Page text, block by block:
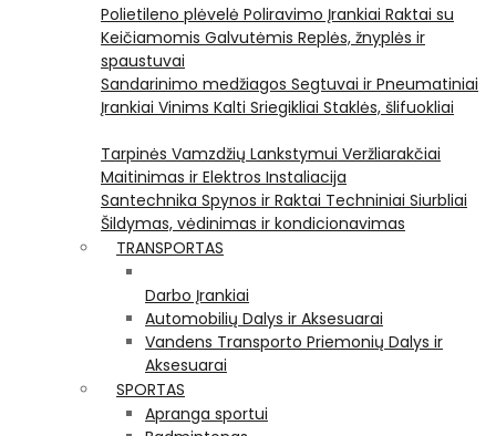
Polietileno plėvelė Poliravimo Įrankiai Raktai su
Keičiamomis Galvutėmis Replės, žnyplės ir
spaustuvai
Sandarinimo medžiagos Segtuvai ir Pneumatiniai
Įrankiai Vinims Kalti Sriegikliai Staklės, šlifuokliai
Tarpinės Vamzdžių Lankstymui Veržliarakčiai
Maitinimas ir Elektros Instaliacija
Santechnika Spynos ir Raktai Techniniai Siurbliai
Šildymas, vėdinimas ir kondicionavimas
TRANSPORTAS
Darbo Įrankiai
Automobilių Dalys ir Aksesuarai
Vandens Transporto Priemonių Dalys ir
Aksesuarai
SPORTAS
Apranga sportui